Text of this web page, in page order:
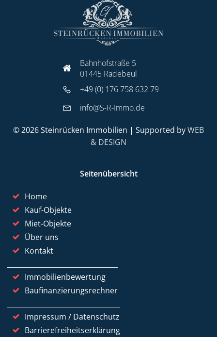
Bahnhofstraße 5
01445 Radebeul
+49 (0) 176 758 632 79
info@S-R-Immo.de
© 2026 Steinrücken Immobilien | Supported byWEB
& DESIGN
Seitenübersicht
Home
Kauf-Objekte
Miet-Objekte
Über uns
Kontakt
Immobilienbewertung
Baufinanzierungsrechner
Impressum / Datenschutz
Barrierefreiheitserklärung